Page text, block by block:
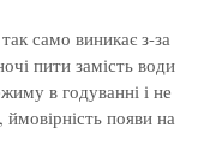
само виникає з-за
пити замість води
в годуванні і не
ймовірність появи на